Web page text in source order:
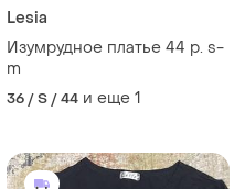
Lesia
Изумрудное платье 44 р. s-
m
36 / S / 44 и еще 1